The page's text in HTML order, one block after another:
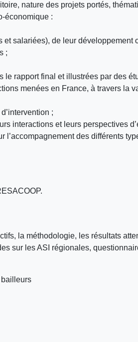
nature des projets portés,
économique :
salariées), de leur développement
;
le rapport final et illustrées par des
menées en France, à travers la
;
interactions et leurs perspectives
des différents
la méthodologie, les résultats
sur les ASI régionales,
bailleurs